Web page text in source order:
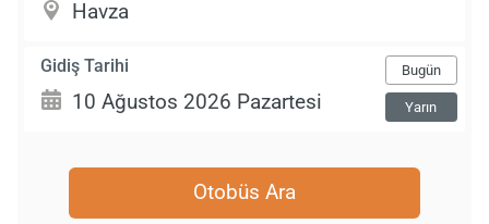
Gidiş Tarihi Bugün
Yarın
Otobüs Ara